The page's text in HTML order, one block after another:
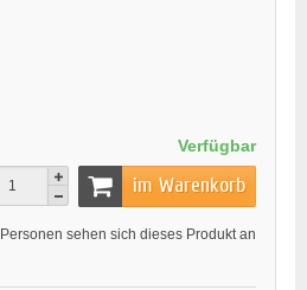
Verfügbar
im Warenkorb
Personen sehen sich dieses Produkt an